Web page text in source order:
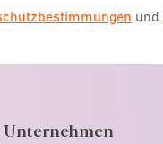
und
Unternehmen